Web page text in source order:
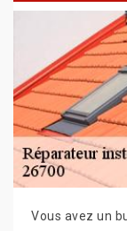
Vous avez un